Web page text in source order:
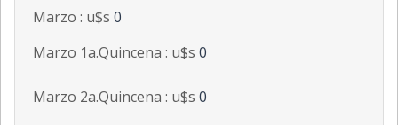
Marzo : u$s 0
Marzo 1a.Quincena : u$s 0
Marzo 2a.Quincena : u$s 0